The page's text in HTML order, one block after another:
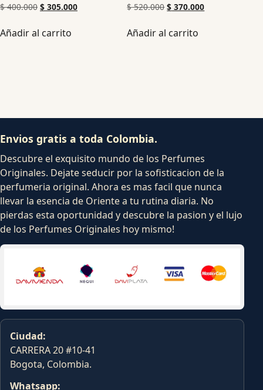
$400.000 $ 305.000
Añadir al carrito
$520.000 $ 370.000
Añadir al carrito
Envios gratis a toda Colombia.
Descubre el exquisito mundo de los Perfumes
Originales. Dejate seducir por la sofisticacion de la
perfumeria original. Ahora es mas facil que nunca
llevar la esencia de Oriente a tu rutina diaria. No
pierdas esta oportunidad y descubre la pasion y el lujo
de los Perfumes Originales hoy mismo!
Ciudad:
CARRERA 20 #10-41
Bogota, Colombia.
Whatsapp: